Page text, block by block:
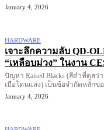
January 4, 2026
HARDWARE
เจาะลึกความลับ QD-
“เหลือบม่วง” ในงาน
ปัญหา Raised Blacks (สีดำที่ดูสว่
เมื่อโดนแสง) เป็นข้อจำกัดหลักขอ
January 4, 2026